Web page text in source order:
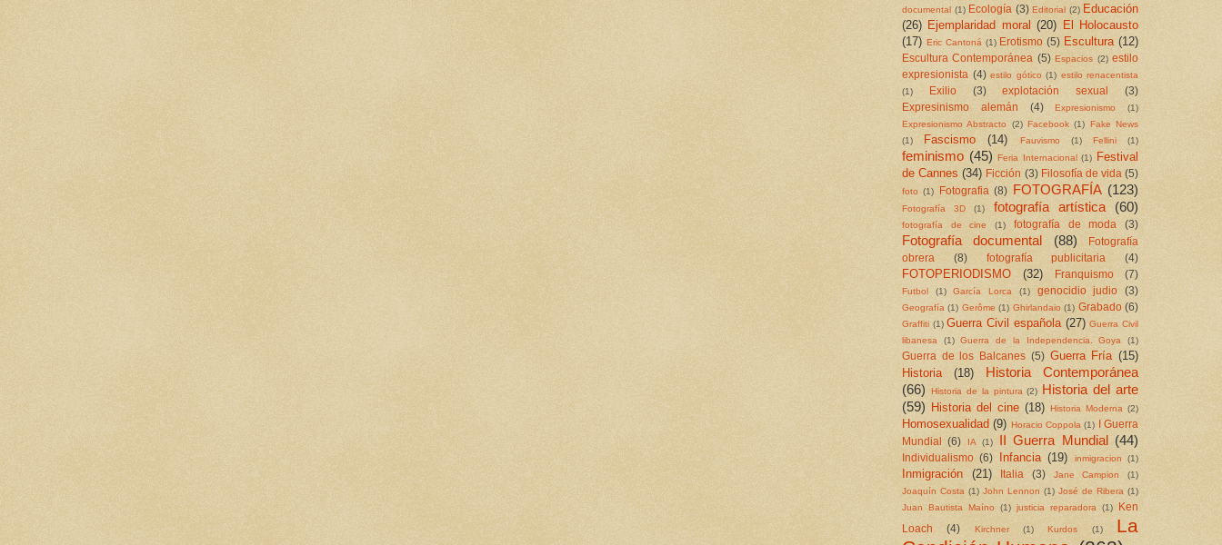
documental (1) Ecología (3) Editorial (2) Educación
(26) Ejemplaridad moral (20) El Holocausto
(17) Eric Cantoná (1) Erotismo (5) Escultura (12)
Escultura Contemporánea (5) Espacios (2) estilo
expresionista (4) estilo gótico (1) estilo renacentista
(1)
Exilio (3) explotación sexual
(3)
Expresinismo alemán
(4) Expresionismo
(1)
Expresionismo Abstracto
(2) Facebook (1)
Fake News
(1)
Fascismo (14) Fauvismo (1) Fellini (1)
feminismo (45) Feria Internacional (1)
Festival
de Cannes (34) Ficción (3) Filosofía de vida (5)
foto (1) Fotografia (8) FOTOGRAFÍA (123)
Fotografía 3D (1) fotografía artística (60)
fotografía de cine (1) fotografía de moda (3)
Fotografía documental (88)
Fotografía
obrera
(8) fotografía publicitaria (4)
FOTOPERIODISMO (32) Franquismo (7)
Futbol (1) García Lorca (1) genocidio judio (3)
Geografía (1) Gerôme (1) Ghirlandaio (1) Grabado (6)
Graffiti (1) Guerra Civil española (27) Guerra Civil
libanesa
(1) Guerra de la Independencia. Goya (1)
Guerra de los Balcanes (5) Guerra Fría (15)
Historia
(18)
Historia Contemporánea
(66)
Historia de la pintura (2) Historia del arte
(59) Historia del cine (18) Historia Moderna (2)
Homosexualidad (9) Horacio Coppola (1)
I Guerra
Mundial
(6) IA (1) II Guerra Mundial (44)
Individualismo (6) Infancia (19) inmigracion (1)
Inmigración (21) Italia (3) Jane Campion
(1)
Joaquín Costa (1) John Lennon (1) José de Ribera (1)
Juan Bautista Maíno (1) justicia reparadora (1)
Ken
Loach
(4) Kirchner (1) Kurdos (1)
La